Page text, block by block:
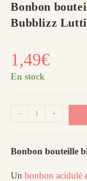
Bonbon
Bubblizz Lutti
1,49€
En stock
bouteille
et
- +
Bonbon bouteille
Unbonbon acidulé